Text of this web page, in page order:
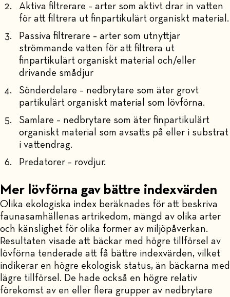
Aktiva filtrerare – arter som aktivt drar in vatten
för att filtrera ut finpartikulärt organiskt material.
Passiva filtrerare – arter som utnyttjar
strömmande vatten för att filtrera ut
finpartikulärt organiskt material och/eller
drivande smådjur
Sönderdelare – nedbrytare som äter grovt
partikulärt organiskt material som lövförna.
Samlare – nedbrytare som äter finpartikulärt
organiskt material som avsatts på eller i substrat
i vattendrag.
Predatorer – rovdjur.
Mer lövförna gav bättre indexvärden
Olika ekologiska index beräknades för att beskriva
faunasamhällenas artrikedom, mängd av olika arter
och känslighet för olika former av miljöpåverkan.
Resultaten visade att bäckar med högre tillförsel av
lövförna tenderade att få bättre indexvärden, vilket
indikerar en högre ekologisk status, än bäckarna med
lägre tillförsel. De hade också en högre relativ
förekomst av en eller flera grupper av nedbrytare